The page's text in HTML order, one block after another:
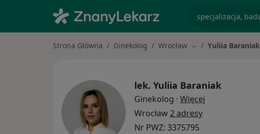
Strona Główna Ginekolog Wrocław Zmień miasto
Yuliia Baraniak
lek. Yuliia Baraniak
Ginekolog · Więcej
Wrocław2 adresy
Nr PWZ: 3375795